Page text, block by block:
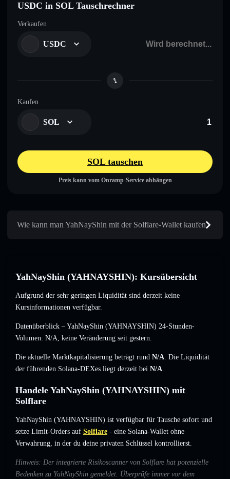
USDC in SOL Tauschrechner
Verkaufen
USDC
Kaufen
SOL
SOL tauschen
Preis kann vom Onramp-Service abhängen
Wie kann man YahNayShin mit der Solflare-Wallet kaufen
YahNayShin (YAHNAYSHIN): Kursübersicht
Aufgrund der sehr geringen Liquidität sind derzeit keine
Kursinformationen verfügbar.
Datenüberblick – YahNayShin (YAHNAYSHIN) 24-Stunden-
Volumen: N/A, keine Veränderung seit gestern.
Die aktuelle Marktkapitalisierung beträgt rund N/A. Die Liquidität
der führenden Solana-DEXes liegt derzeit bei N/A.
Handele YahNayShin (YAHNAYSHIN) mit
Solflare
YahNayShin (YAHNAYSHIN) ist verfügbar für Tausche sofort und
setze Limit-Orders auf Solflare - eine Solana-Wallet ohne
Verwahrung, in der du deine privaten Schlüssel kontrollierst.
Hinweis: Der integrierte Risikoscanner von Solflare hat potenzielle
Bedenken zu YahNayShin gemeldet. Überprüfe immer vor dem